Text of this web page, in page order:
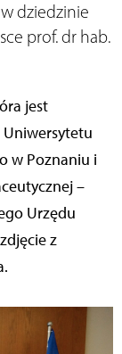
dziedzinie
prof. dr hab.
jest
Uniwersytetu
w Poznaniu i
–
Urzędu
z